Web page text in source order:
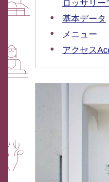
ロッサリー
基本データ
メニュー
アクセス